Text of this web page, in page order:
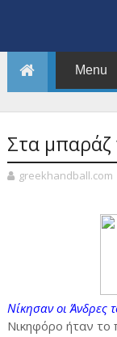
Στα μπαράζ
greekhandball.com
Νίκησαν οι Άνδρες
Νικηφόρο ήταν